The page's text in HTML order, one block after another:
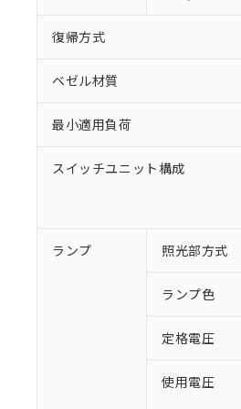
復帰方式
ベゼル材質
最小適用負荷
スイッチユニット構成
ランプ 照光部方式
ランプ色
定格電圧
使用電圧